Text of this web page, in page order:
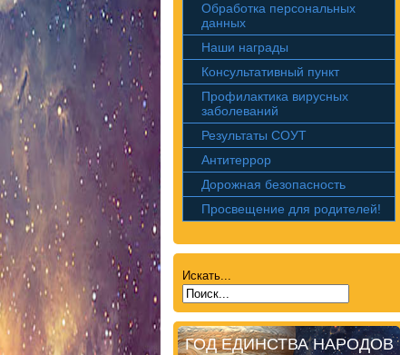
Обработка персональных
данных
Наши награды
Консультативный пункт
Профилактика вирусных
заболеваний
Результаты СОУТ
Антитеррор
Дорожная безопасность
Просвещение для родителей!
Искать...
ГОД ЕДИНСТВА НАРОДОВ